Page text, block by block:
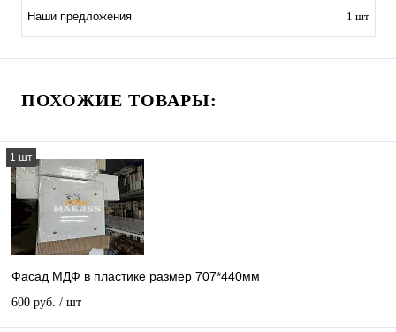
Наши предложения 1 шт
ПОХОЖИЕ ТОВАРЫ:
1 шт
Фасад МДФ в пластике размер 707*440мм
600 руб. / шт